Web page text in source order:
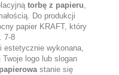
torbę z papieru,
Do produkcji
papier KRAFT, który
7-8
wykonana,
logo lub slogan
stanie się